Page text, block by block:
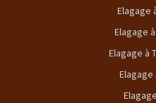
Elagage
Elagage
Elagage à
Elagage